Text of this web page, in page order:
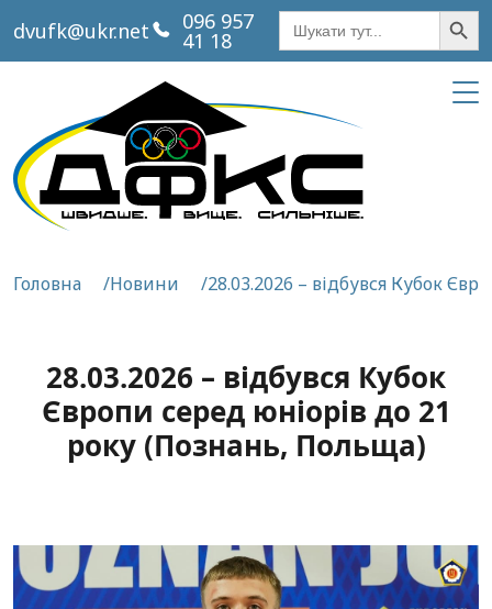
dvufk@ukr.net 096 957
41 18
Шукати: Кнопка
Головна Новини 28.03.2026 – відбувся Кубок
28.03.2026 – відбувся Кубок
Європи серед юніорів до 21
року (Познань, Польща)